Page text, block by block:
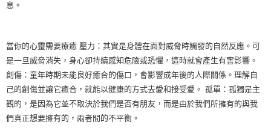
息。
當你的心靈需要療癒 壓力：其實是身體在面對威脅時觸發的自然反應。可
是一旦威脅消失，身心卻持續感知危險或恐懼，這時就會產生有害影響。
創傷：童年時期未能良好癒合的傷口，會影響成年後的人際關係。理解自
己的創傷並讓它癒合，就能以健康的方式去愛和接受愛。 孤單：孤獨是主
觀的，是因為它並不取決於我們是否有朋友，而是由於我們所擁有的與我
們真正想要擁有的，兩者間的不平衡。